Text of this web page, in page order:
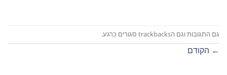
גם התגובות וגם הtrackbacks סגורים כרגע.
← הקודם